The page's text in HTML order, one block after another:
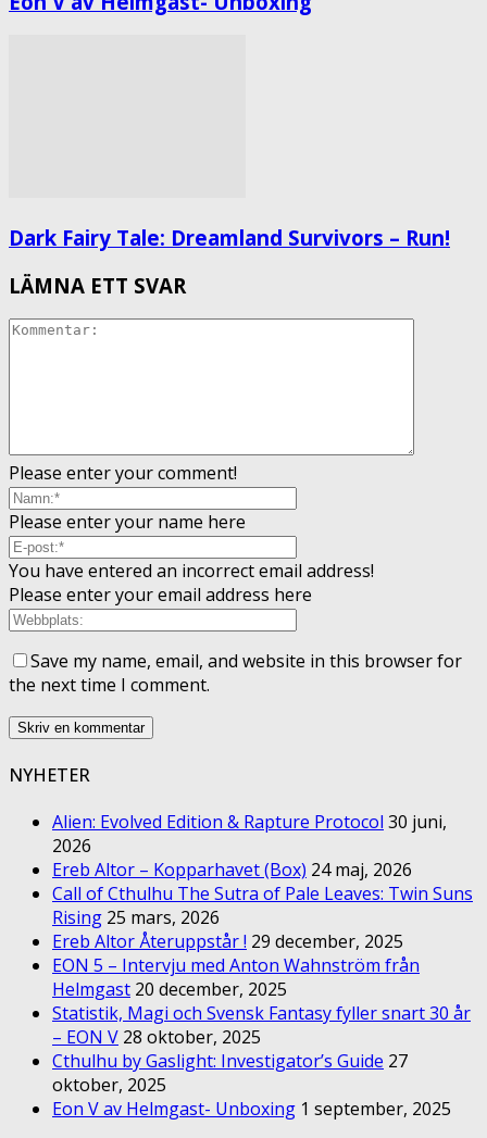
Dark Fairy Tale: Dreamland Survivors – Run!
LÄMNA ETT SVAR
Please enter your comment!
Please enter your name here
You have entered an incorrect email address!
Please enter your email address here
Save my name, email, and website in this browser for
the next time I comment.
NYHETER
Alien: Evolved Edition & Rapture Protocol 30 juni,
2026
Ereb Altor – Kopparhavet (Box) 24 maj, 2026
Call of Cthulhu The Sutra of Pale Leaves: Twin Suns
Rising 25 mars, 2026
Ereb Altor Återuppstår ! 29 december, 2025
EON 5 – Intervju med Anton Wahnström från
Helmgast 20 december, 2025
Statistik, Magi och Svensk Fantasy fyller snart 30 år
– EON V 28 oktober, 2025
Cthulhu by Gaslight: Investigator’s Guide 27
oktober, 2025
Eon V av Helmgast- Unboxing 1 september, 2025